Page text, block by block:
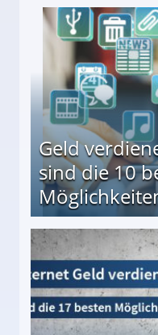
↻ Täglich neue
Geld
sind die 10
besten Möglichkeiten